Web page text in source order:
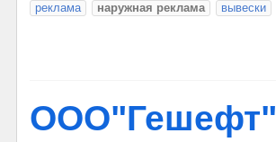
реклама наружная реклама вывески
ООО"Гешефт"